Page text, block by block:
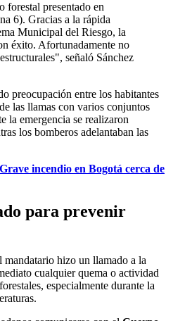
forestal presentado en
6). Gracias a la rápida
Municipal del Riesgo, la
éxito. Afortunadamente no
señaló Sánchez
preocupación entre los habitantes
las llamas con varios conjuntos
la emergencia se realizaron
los bomberos adelantaban las
incendio en Bogotá cerca de
para prevenir
mandatario hizo un llamado a la
cualquier quema o actividad
especialmente durante la